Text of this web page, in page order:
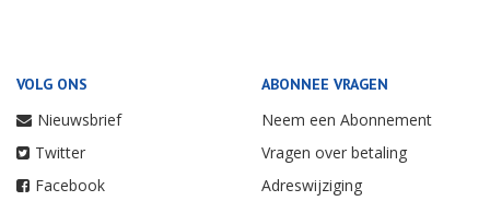
VOLG ONS
Nieuwsbrief
Twitter
Facebook
ABONNEE VRAGEN
Neem een Abonnement
Vragen over betaling
Adreswijziging